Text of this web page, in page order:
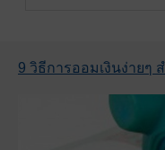
9 วิธีการออมเงินง่ายๆ